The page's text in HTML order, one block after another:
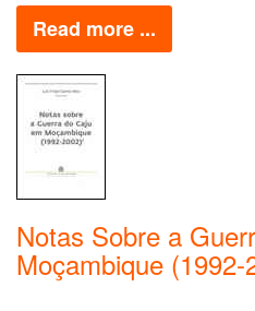
Read more ...
Notas Sobre a
Moçambique (1992-